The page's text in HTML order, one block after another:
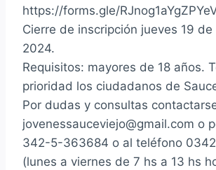
https://forms.gle/
Cierre de inscripción jueves 19
2024.
Requisitos: mayores de 18 años.
prioridad los ciudadanos de
Por dudas y consultas
jovenessauceviejo@gmail.com o
342-5-363684 o al teléfono
(lunes a viernes de 7 hs a 13 hs